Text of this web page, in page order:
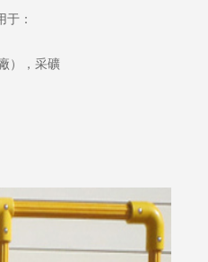
蝕，不生
銹腐爛
電絕緣
于 ：
），采礦